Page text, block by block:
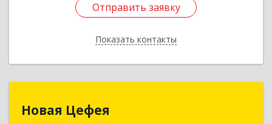
Отправить заявку
Показать контакты
Отправить заявку
Назад
Новая Цефея